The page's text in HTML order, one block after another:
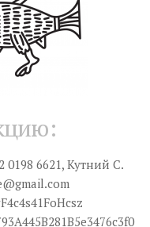
0198 6621, Кутний С.